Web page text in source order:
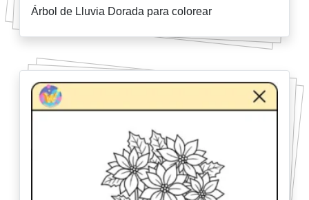
Árbol de Lluvia Dorada para colorear